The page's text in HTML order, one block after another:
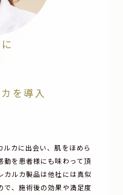
を導入
カに出会い、肌をほめら
を患者様にも味わって頂
カルカ製品は他社には真似
で、施術後の効果や満足度